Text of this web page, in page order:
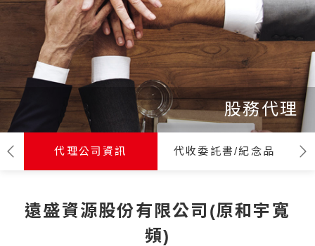
股務代理
代理公司資訊 代收委託書/紀念品
遠盛資源股份有限公司(原和宇寬
頻)